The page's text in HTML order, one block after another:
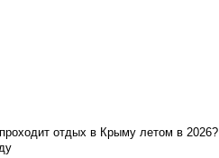
отдых в Крыму летом в 2026?